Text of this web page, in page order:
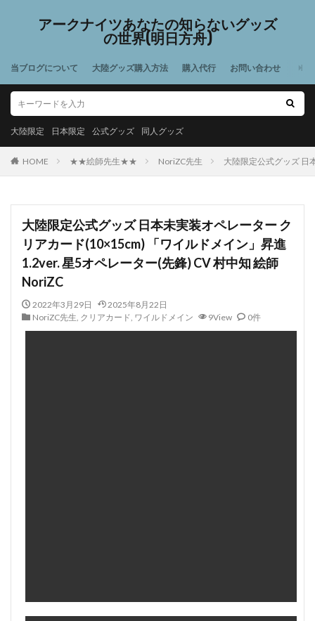
アークナイツあなたの知らないグッズ
の世界(明日方舟)
当ブログについて 大陸グッズ購入方法 購入代行 お問い合わせ
大陸限定 日本限定 公式グッズ 同人グッズ
HOME ★★絵師先生★★ NoriZC先生 大陸限定公式グッズ 日
大陸限定公式グッズ 日本未実装オペレーター ク
リアカード(10×15cm) 「ワイルドメイン」昇進
1.2ver. 星5オペレーター(先鋒) CV 村中知 絵師
NoriZC
2022年3月29日
2025年8月22日
NoriZC先生, クリアカード, ワイルドメイン 9View 0件